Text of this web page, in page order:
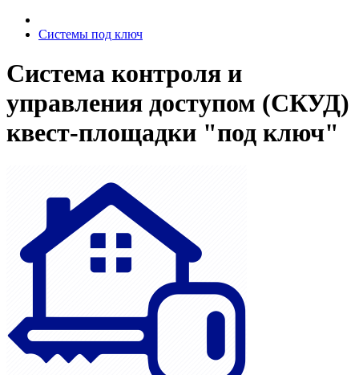
Системы под ключ
Система контроля и
управления доступом (СКУД)
квест-площадки "под ключ"